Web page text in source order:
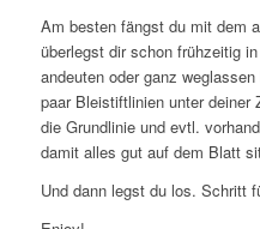
Am besten fängst du mit dem
überlegst dir schon frühzeitig
andeuten oder ganz
paar Bleistiftlinien unter deiner
die Grundlinie und evtl.
damit alles gut auf dem Blatt
Und dann legst du los. Schritt